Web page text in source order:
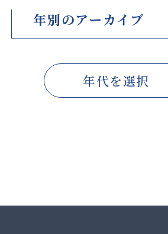
年別のアーカイブ
年代を選択